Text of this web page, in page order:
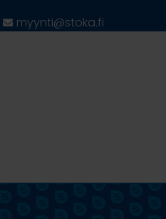
myynti@stoka.fi